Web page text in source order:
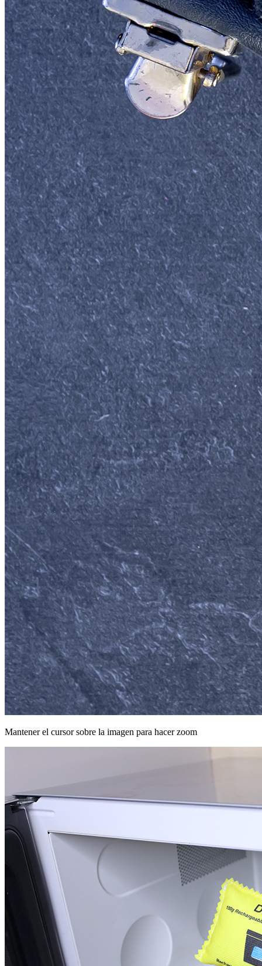
Mantener el cursor sobre la imagen para hacer zoom